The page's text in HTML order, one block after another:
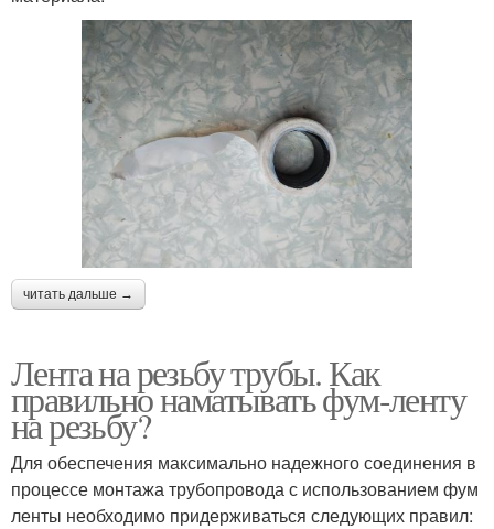
читать дальше →
Лента на резьбу трубы. Как
правильно наматывать фум-ленту
на резьбу?
Для обеспечения максимально надежного соединения в
процессе монтажа трубопровода с использованием фум
ленты необходимо придерживаться следующих правил: